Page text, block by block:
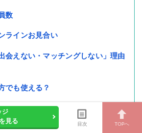
数
ラインお見合い
会えない・マッチングしない」理由
でも使える？
と休会や返金保証
ジ
見る
目次 TOPへ